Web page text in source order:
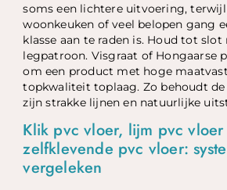
soms een lichtere uitvoering,
woonkeuken of veel belopen gang
klasse aan te raden is. Houd tot
legpatroon. Visgraat of Hongaarse
om een product met hoge
topkwaliteit toplaag. Zo behoudt
zijn strakke lijnen en natuurlijke
Klik pvc vloer, lijm pvc
zelfklevende pvc vloer:
vergeleken